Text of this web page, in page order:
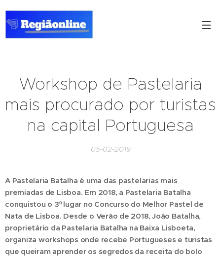
Workshop de Pastelaria
mais procurado por turistas
na capital Portuguesa
05-02-2019
A Pastelaria Batalha é uma das pastelarias mais
premiadas de Lisboa. Em 2018, a Pastelaria Batalha
conquistou o 3º lugar no Concurso do Melhor Pastel de
Nata de Lisboa. Desde o Verão de 2018, João Batalha,
proprietário da Pastelaria Batalha na Baixa Lisboeta,
organiza workshops onde recebe Portugueses e turistas
que queiram aprender os segredos da receita do bolo